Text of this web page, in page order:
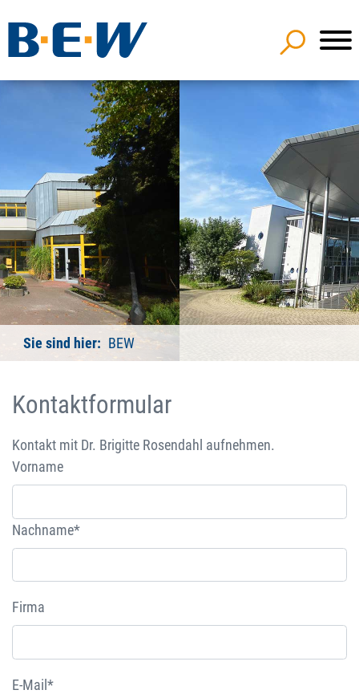
Sie sind hier: BEW
Kontaktformular
Kontakt mit Dr. Brigitte Rosendahl aufnehmen.
Vorname
Nachname*
Firma
E-Mail*